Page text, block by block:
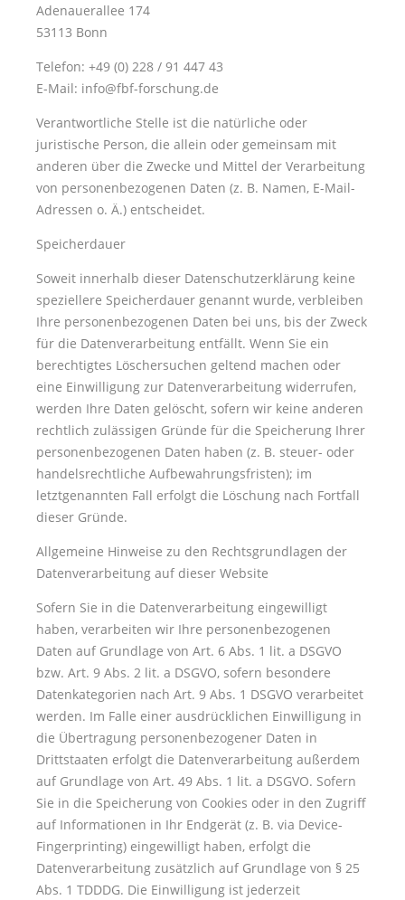
Adenauerallee 174
53113 Bonn
Telefon: +49 (0) 228 / 91 447 43
E-Mail: info@fbf-forschung.de
Verantwortliche Stelle ist die natürliche oder
juristische Person, die allein oder gemeinsam mit
anderen über die Zwecke und Mittel der Verarbeitung
von personenbezogenen Daten (z. B. Namen, E-Mail-
Adressen o. Ä.) entscheidet.
Speicherdauer
Soweit innerhalb dieser Datenschutzerklärung keine
speziellere Speicherdauer genannt wurde, verbleiben
Ihre personenbezogenen Daten bei uns, bis der Zweck
für die Datenverarbeitung entfällt. Wenn Sie ein
berechtigtes Löschersuchen geltend machen oder
eine Einwilligung zur Datenverarbeitung widerrufen,
werden Ihre Daten gelöscht, sofern wir keine anderen
rechtlich zulässigen Gründe für die Speicherung Ihrer
personenbezogenen Daten haben (z. B. steuer- oder
handelsrechtliche Aufbewahrungsfristen); im
letztgenannten Fall erfolgt die Löschung nach Fortfall
dieser Gründe.
Allgemeine Hinweise zu den Rechtsgrundlagen der
Datenverarbeitung auf dieser Website
Sofern Sie in die Datenverarbeitung eingewilligt
haben, verarbeiten wir Ihre personenbezogenen
Daten auf Grundlage von Art. 6 Abs. 1 lit. a DSGVO
bzw. Art. 9 Abs. 2 lit. a DSGVO, sofern besondere
Datenkategorien nach Art. 9 Abs. 1 DSGVO verarbeitet
werden. Im Falle einer ausdrücklichen Einwilligung in
die Übertragung personenbezogener Daten in
Drittstaaten erfolgt die Datenverarbeitung außerdem
auf Grundlage von Art. 49 Abs. 1 lit. a DSGVO. Sofern
Sie in die Speicherung von Cookies oder in den Zugriff
auf Informationen in Ihr Endgerät (z. B. via Device-
Fingerprinting) eingewilligt haben, erfolgt die
Datenverarbeitung zusätzlich auf Grundlage von § 25
Abs. 1 TDDDG. Die Einwilligung ist jederzeit